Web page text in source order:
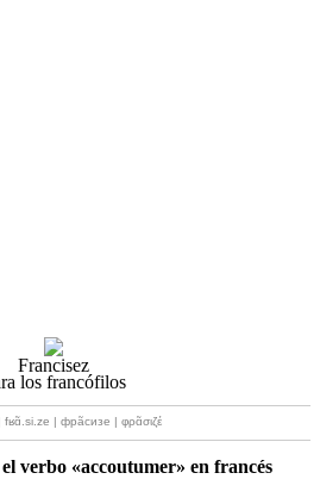
Francisez
los francófilos
fʁɑ̃.si.ze | фрãсизе | φρɑ̃σιζέ
verbo «accoutumer» en francés